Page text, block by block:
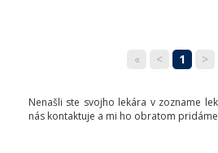
« < 1 >
Nenašli ste svojho lekára v zozname
nás kontaktuje a mi ho obratom